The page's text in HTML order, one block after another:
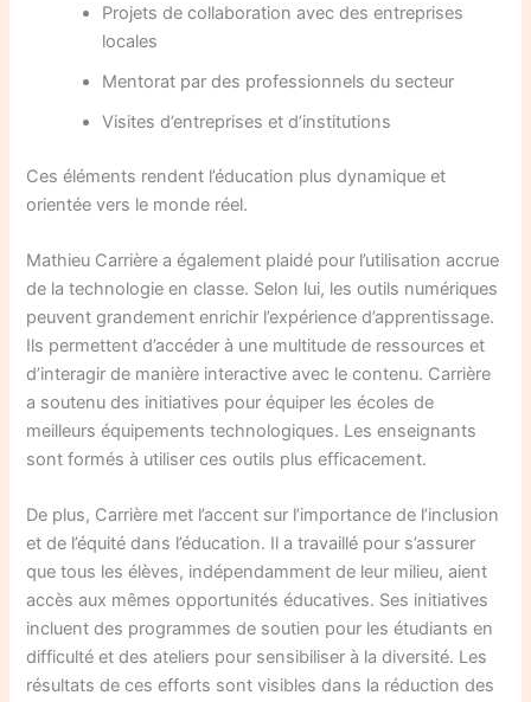
Projets de collaboration avec des entreprises
locales
Mentorat par des professionnels du secteur
Visites d’entreprises et d’institutions
Ces éléments rendent l’éducation plus dynamique et
orientée vers le monde réel.
Mathieu Carrière a également plaidé pour l’utilisation accrue
de la technologie en classe. Selon lui, les outils numériques
peuvent grandement enrichir l’expérience d’apprentissage.
Ils permettent d’accéder à une multitude de ressources et
d’interagir de manière interactive avec le contenu. Carrière
a soutenu des initiatives pour équiper les écoles de
meilleurs équipements technologiques. Les enseignants
sont formés à utiliser ces outils plus efficacement.
De plus, Carrière met l’accent sur l’importance de l’inclusion
et de l’équité dans l’éducation. Il a travaillé pour s’assurer
que tous les élèves, indépendamment de leur milieu, aient
accès aux mêmes opportunités éducatives. Ses initiatives
incluent des programmes de soutien pour les étudiants en
difficulté et des ateliers pour sensibiliser à la diversité. Les
résultats de ces efforts sont visibles dans la réduction des